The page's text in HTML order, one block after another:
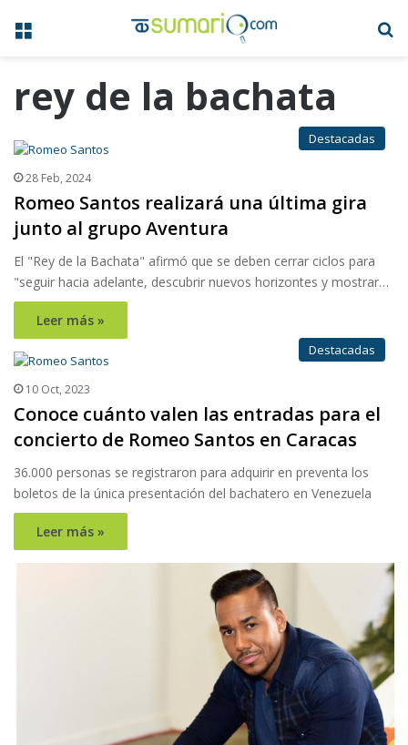
Menú
rey de la bachata
Destacadas
28 Feb, 2024
Romeo Santos realizará una última gira
junto al grupo Aventura
El "Rey de la Bachata" afirmó que se deben cerrar ciclos para
"seguir hacia adelante, descubrir nuevos horizontes y mostrar…
Leer más »
Destacadas
10 Oct, 2023
Conoce cuánto valen las entradas para el
concierto de Romeo Santos en Caracas
36.000 personas se registraron para adquirir en preventa los
boletos de la única presentación del bachatero en Venezuela
Leer más »